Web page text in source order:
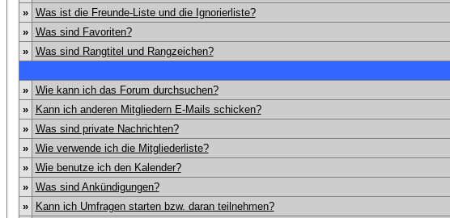
»
Was ist die Freunde-Liste und die Ignorierliste?
»
Was sind Favoriten?
»
Was sind Rangtitel und Rangzeichen?
»
Wie kann ich das Forum durchsuchen?
»
Kann ich anderen Mitgliedern E-Mails schicken?
»
Was sind private Nachrichten?
»
Wie verwende ich die Mitgliederliste?
»
Wie benutze ich den Kalender?
»
Was sind Ankündigungen?
»
Kann ich Umfragen starten bzw. daran teilnehmen?